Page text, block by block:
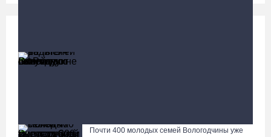
Почти 400 молодых семей Вологодчины уже